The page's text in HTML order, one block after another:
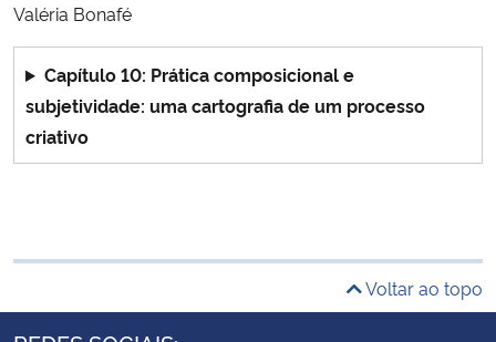
Valéria Bonafé
Capítulo 10: Prática composicional e
subjetividade: uma cartografia de um processo
criativo
Voltar ao topo